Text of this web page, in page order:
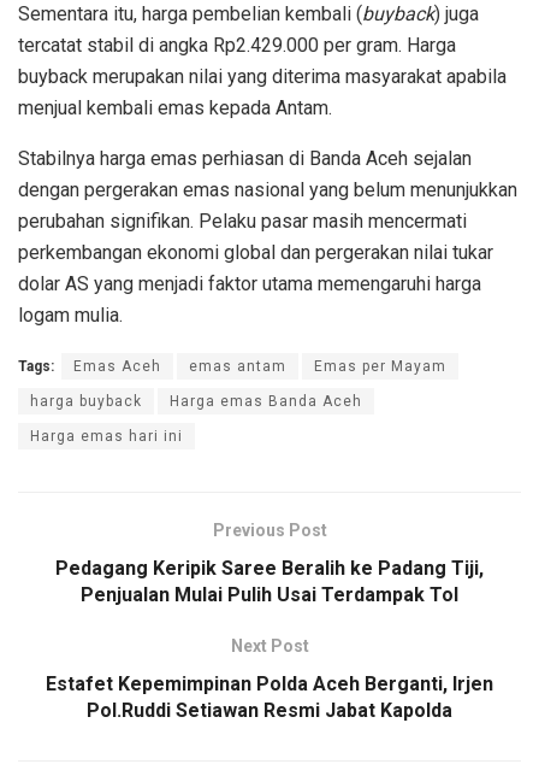
Sementara itu, harga pembelian kembali (buyback) juga
tercatat stabil di angka Rp2.429.000 per gram. Harga
buyback merupakan nilai yang diterima masyarakat apabila
menjual kembali emas kepada Antam.
Stabilnya harga emas perhiasan di Banda Aceh sejalan
dengan pergerakan emas nasional yang belum menunjukkan
perubahan signifikan. Pelaku pasar masih mencermati
perkembangan ekonomi global dan pergerakan nilai tukar
dolar AS yang menjadi faktor utama memengaruhi harga
logam mulia.
Tags: Emas Aceh emas antam Emas per Mayam
harga buyback Harga emas Banda Aceh
Harga emas hari ini
Previous Post
Pedagang Keripik Saree Beralih ke Padang Tiji,
Penjualan Mulai Pulih Usai Terdampak Tol
Next Post
Estafet Kepemimpinan Polda Aceh Berganti, Irjen
Pol.Ruddi Setiawan Resmi Jabat Kapolda